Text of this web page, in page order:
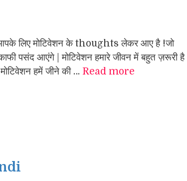
मोटिवेशन के thoughts लेकर आए है !जो
पसंद आएंगे | मोटिवेशन हमारे जीवन में बहुत ज़रूरी है |
हमें जीने की … Read more